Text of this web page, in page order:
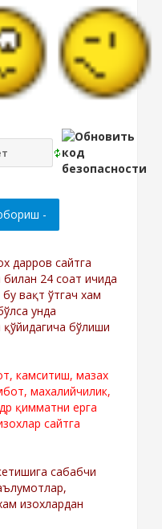
дарров сайтга
билан 24 соат ичида
вақт ўтгач хам
унда
бўлиши
камситиш, мазах
махалийчилик,
қимматни ерга
сайтга
сабабчи
изохлардан